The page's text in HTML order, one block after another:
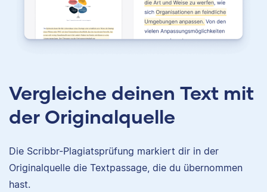
Vergleiche deinen Text mit
der Originalquelle
Die Scribbr-Plagiatsprüfung markiert dir in der
Originalquelle die Textpassage, die du übernommen
hast.